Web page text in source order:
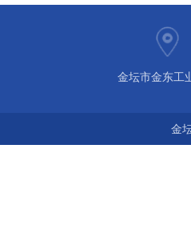
金坛市金东工
金